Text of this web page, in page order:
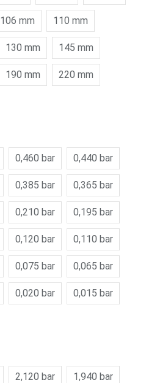
106 mm 110 mm
130 mm 145 mm
190 mm 220 mm
0,460 bar 0,440 bar
0,385 bar 0,365 bar
0,210 bar 0,195 bar
0,120 bar 0,110 bar
0,075 bar 0,065 bar
0,020 bar 0,015 bar
2,120 bar 1,940 bar